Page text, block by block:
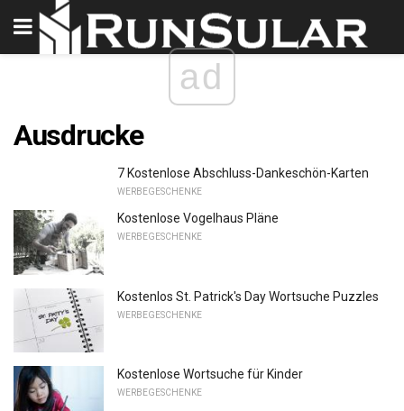
ad
Ausdrucke
7 Kostenlose Abschluss-Dankeschön-Karten
WERBEGESCHENKE
Kostenlose Vogelhaus Pläne
WERBEGESCHENKE
Kostenlos St. Patrick's Day Wortsuche Puzzles
WERBEGESCHENKE
Kostenlose Wortsuche für Kinder
WERBEGESCHENKE